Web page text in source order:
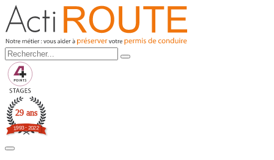
1993-2022
29 ans